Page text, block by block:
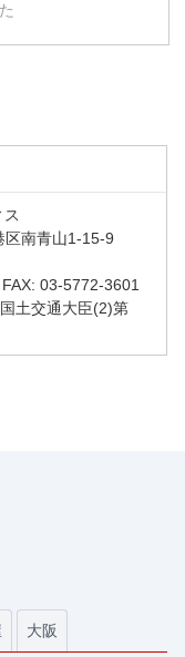
南青山1-15-9
03-5772-3601
土交通大臣(2)第
大阪